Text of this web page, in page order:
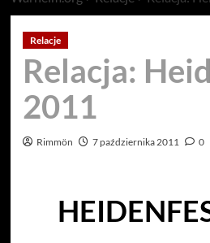
Relacje
Relacja:
2011
Rimmön 7 października 2011 0